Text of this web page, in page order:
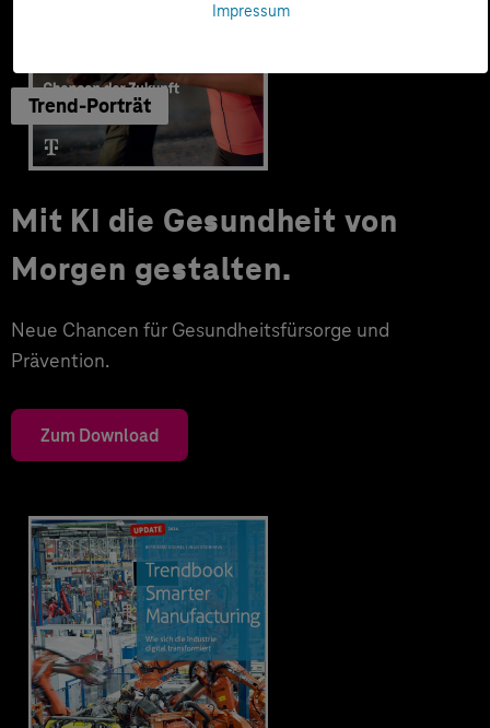
Impressum
Trend-Porträt
Mit KI die Gesundheit von
Morgen gestalten.
Neue Chancen für Gesundheitsfürsorge und
Prävention.
Zum Download